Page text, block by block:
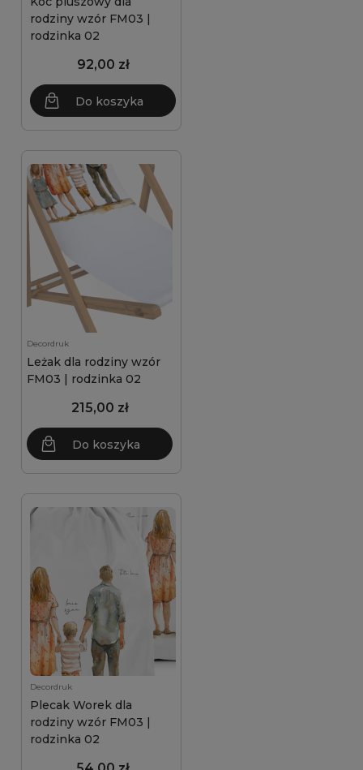
rodziny wzór FM03 |
rodzinka 02
92,00 zł
Do koszyka
Decordruk
Leżak dla rodziny wzór
FM03 | rodzinka 02
215,00 zł
Do koszyka
Decordruk
Plecak Worek dla
rodziny wzór FM03 |
rodzinka 02